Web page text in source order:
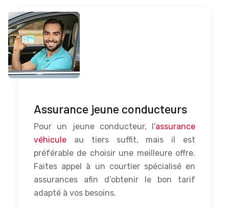
Assurance jeune conducteurs
Pour un jeune conducteur, l’assurance
véhiculeau tiers suffit, mais il est
préférable de choisir une meilleure offre.
Faites appel à un courtier spécialisé en
assurances afin d’obtenir le bon tarif
adapté à vos besoins.